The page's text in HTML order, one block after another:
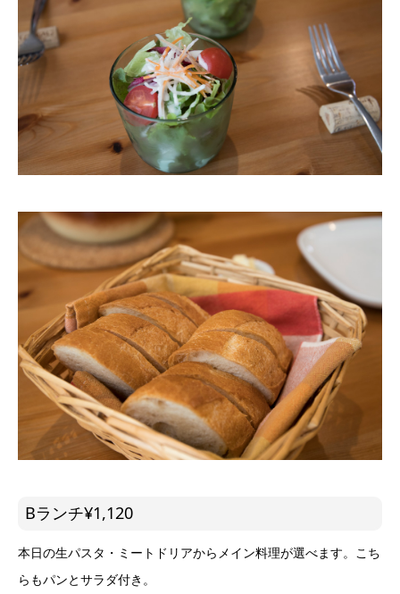
Bランチ¥1,120
本日の生パスタ・ミートドリアからメイン料理が選べます。こち
らもパンとサラダ付き。